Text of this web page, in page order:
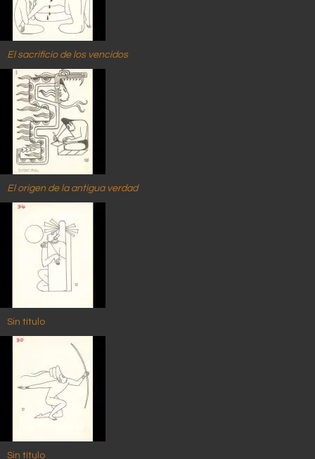
El sacrificio de los vencidos
El origen de la antigua verdad
Sin título
Sin título